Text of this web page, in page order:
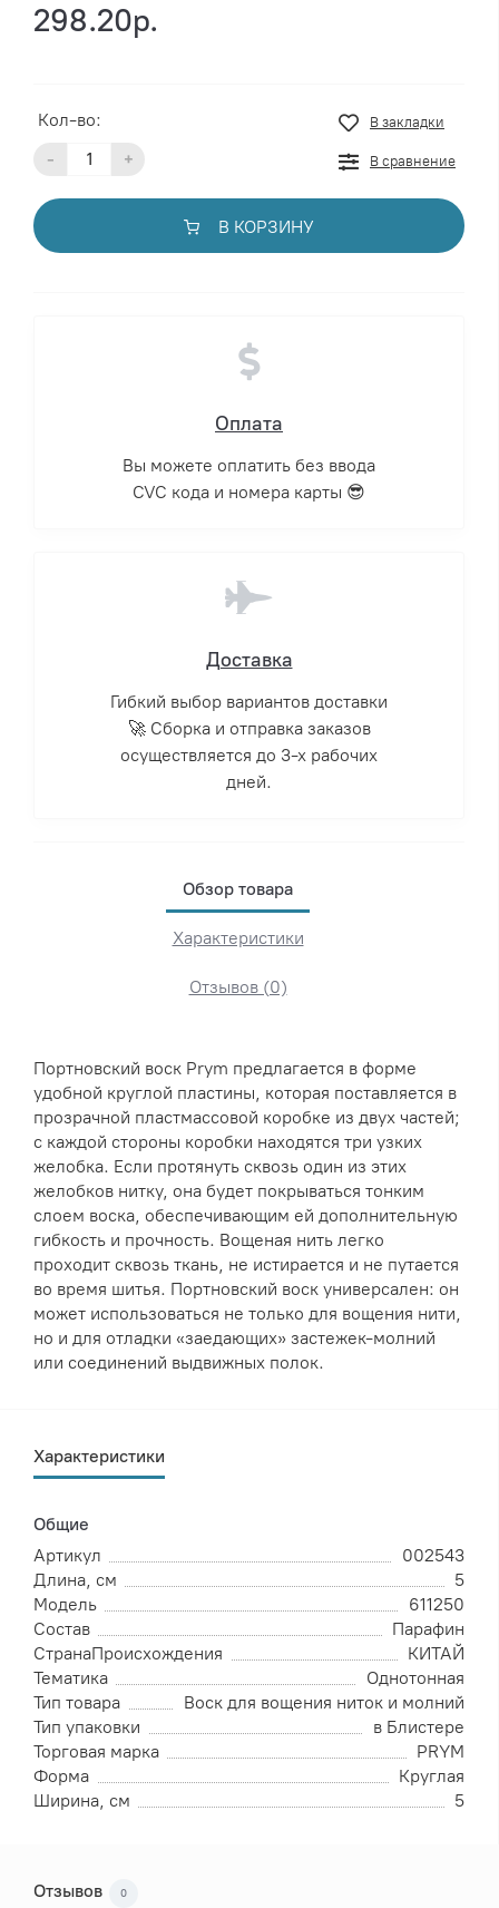
298.20р.
Кол-во:
- +
В закладки
В сравнение
В КОРЗИНУ
Оплата
Вы можете оплатить без ввода
CVC кода и номера карты 😎
Доставка
Гибкий выбор вариантов доставки
🚀 Сборка и отправка заказов
осуществляется до 3-х рабочих
дней.
Обзор товара
Характеристики
Отзывов (0)
Портновский воск Prym предлагается в форме
удобной круглой пластины, которая поставляется в
прозрачной пластмассовой коробке из двух частей;
с каждой стороны коробки находятся три узких
желобка. Если протянуть сквозь один из этих
желобков нитку, она будет покрываться тонким
слоем воска, обеспечивающим ей дополнительную
гибкость и прочность. Вощеная нить легко
проходит сквозь ткань, не истирается и не путается
во время шитья. Портновский воск универсален: он
может использоваться не только для вощения нити,
но и для отладки «заедающих» застежек-молний
или соединений выдвижных полок.
Характеристики
Общие
Артикул
002543
Длина, см
5
Модель
611250
Состав
Парафин
СтранаПроисхождения
КИТАЙ
Тематика
Однотонная
Тип товара
Воск для вощения ниток и молний
Тип упаковки
в Блистере
Торговая марка
PRYM
Форма
Круглая
Ширина, см
5
Отзывов 0